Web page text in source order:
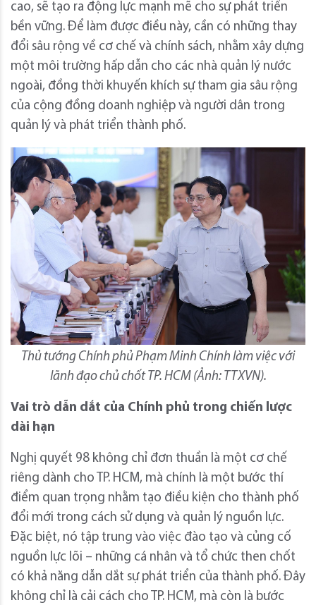
cao, sẽ tạo ra động lực mạnh mẽ cho sự phát triển
bền vững. Để làm được điều này, cần có những thay
đổi sâu rộng về cơ chế và chính sách, nhằm xây dựng
một môi trường hấp dẫn cho các nhà quản lý nước
ngoài, đồng thời khuyến khích sự tham gia sâu rộng
của cộng đồng doanh nghiệp và người dân trong
quản lý và phát triển thành phố.
Thủ tướng Chính phủ Phạm Minh Chính làm việc với
lãnh đạo chủ chốt TP. HCM (Ảnh: TTXVN).
Vai trò dẫn dắt của Chính phủ trong chiến lược
dài hạn
Nghị quyết 98 không chỉ đơn thuần là một cơ chế
riêng dành cho TP. HCM, mà chính là một bước thí
điểm quan trọng nhằm tạo điều kiện cho thành phố
đổi mới trong cách sử dụng và quản lý nguồn lực.
Đặc biệt, nó tập trung vào việc đào tạo và củng cố
nguồn lực lõi – những cá nhân và tổ chức then chốt
có khả năng dẫn dắt sự phát triển của thành phố. Đây
không chỉ là cải cách cho TP. HCM, mà còn là bước